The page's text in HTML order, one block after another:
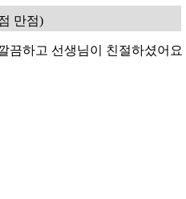
만점)
끔하고 선생님이 친절하셨어요